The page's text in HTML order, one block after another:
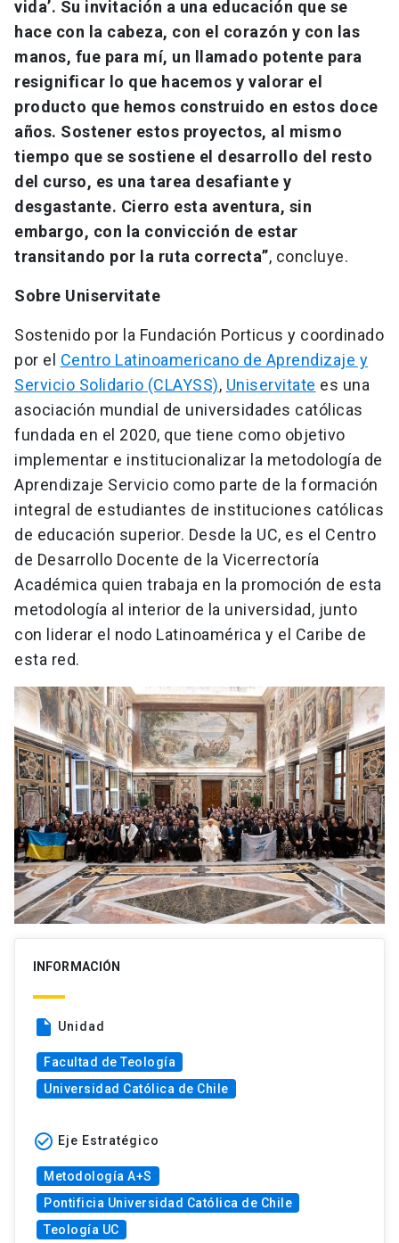
vida’. Su invitación a una educación que se
hace con la cabeza, con el corazón y con las
manos, fue para mí, un llamado potente para
resignificar lo que hacemos y valorar el
producto que hemos construido en estos doce
años. Sostener estos proyectos, al mismo
tiempo que se sostiene el desarrollo del resto
del curso, es una tarea desafiante y
desgastante. Cierro esta aventura, sin
embargo, con la convicción de estar
transitando por la ruta correcta”, concluye.
Sobre Uniservitate
Sostenido por la Fundación Porticus y coordinado
por el Centro Latinoamericano de Aprendizaje y
Servicio Solidario (CLAYSS), Uniservitate es una
asociación mundial de universidades católicas
fundada en el 2020, que tiene como objetivo
implementar e institucionalizar la metodología de
Aprendizaje Servicio como parte de la formación
integral de estudiantes de instituciones católicas
de educación superior. Desde la UC, es el Centro
de Desarrollo Docente de la Vicerrectoría
Académica quien trabaja en la promoción de esta
metodología al interior de la universidad, junto
con liderar el nodo Latinoamérica y el Caribe de
esta red.
INFORMACIÓN
insert_drive_file Unidad
Facultad de Teología
Universidad Católica de Chile
check_circle_outline Eje Estratégico
Metodología A+S
Pontificia Universidad Católica de Chile
Teología UC